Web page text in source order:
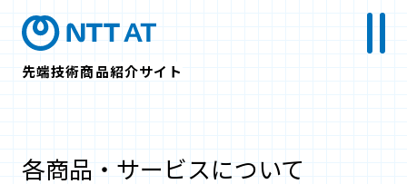
先端技術商品紹介サイト
各商品・サービスについて